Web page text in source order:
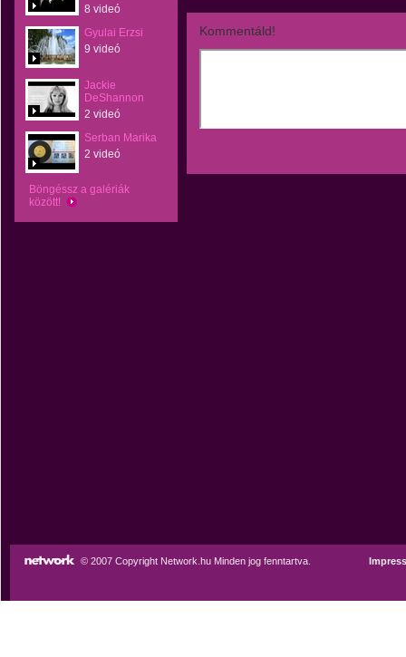
8 videó
Gyulai Erzsi
9 videó
Jackie
DeShannon
2 videó
Serban Marika
2 videó
Böngéssz a galériák
között!
Kommentáld!
© 2007 Copyright Network.hu Minden jog fenntartva.